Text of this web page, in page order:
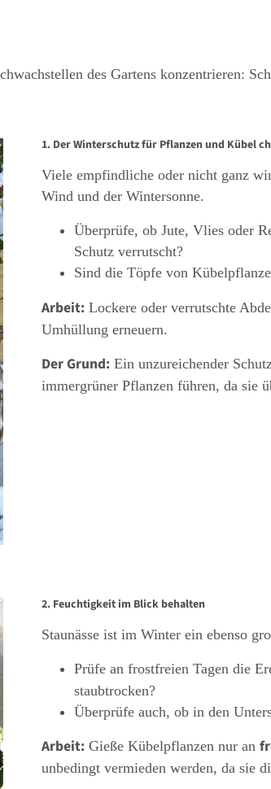
des Gartens konzentrieren:
1. Der Winterschutz für Pflanzen und Kübel
Viele empfindliche oder nicht ganz
Wind und der Wintersonne.
Überprüfe, ob Jute, Vlies oder
Schutz verrutscht?
Sind die Töpfe von
Arbeit:Lockere oder verrutschte
Umhüllung erneuern.
Der Grund:Ein unzureichender
immergrüner Pflanzen führen, da sie
2. Feuchtigkeit im Blick behalten
Staunässe ist im Winter ein ebenso
Prüfe an frostfreien Tagen die
staubtrocken?
Überprüfe auch, ob in den
Arbeit:Gieße Kübelpflanzen nur an
unbedingt vermieden werden, da sie